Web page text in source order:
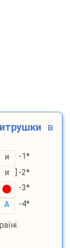
в
и
-1*
и ] -2*
-3*
A -4*